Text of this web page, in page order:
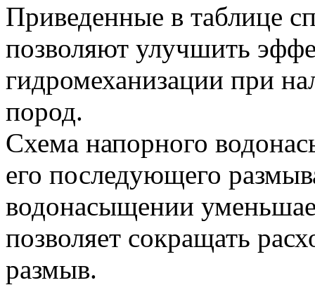
Приведенные в таблице
позволяют улучшить
гидромеханизации при
пород.
Схема напорного
его последующего
водонасыщении
позволяет сокращать
размыв.